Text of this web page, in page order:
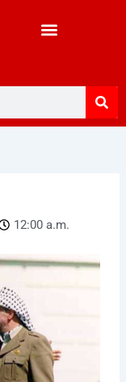
12:00 a.m.